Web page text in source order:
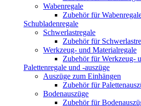
Wabenregale
Zubehör für
Schubladenregale
Schwerlastregale
Zubehör für
Werkzeug- und Materialregale
Zubehör für Werkzeug-
Palettenregale und -auszüge
Auszüge zum Einhängen
Zubehör für
Bodenauszüge
Zubehör für